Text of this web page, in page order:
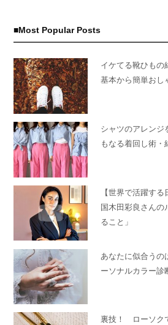
Most Popular Posts
イケてる靴ひもの
基本から簡単おし
シャツのアレンジ
もなる着回し術・
【世界で活躍す
国木田彩良さんの
ること」
あなたに似合うの
ーソナルカラー診
裏技！ ローソク